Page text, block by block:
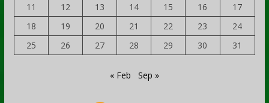
11
12 13 14 15 16
17
18
19 20 21 22 23
24
25
26 27 28 29 30 31
« Feb Sep »